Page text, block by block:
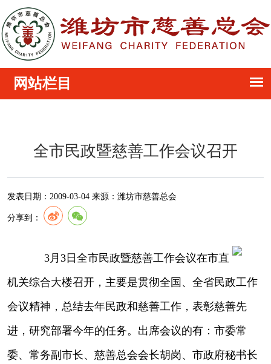
全市民政暨慈善工作会议召开
发表日期： 2009-03-04 来源： 潍坊市慈善总会
分享到：
3月3日全市民政暨慈善工作会议在市直
机关综合大楼召开，主要是贯彻全国、全省民政工作
会议精神，总结去年民政和慈善工作，表彰慈善先
进，研究部署今年的任务。出席会议的有：市委常
委、常务副市长、慈善总会会长胡岗、市政府秘书长